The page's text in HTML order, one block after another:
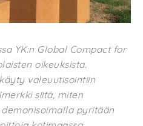
YK:n Global Compact for
oikeuksista.
valeuutisointiin
siitä, miten
pyritään